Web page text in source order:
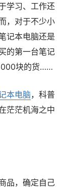
学习、工作还
，对于不少小
记本电脑还是
的第一台笔记
块的货……
本电脑，科普
茫茫机海之中
品，确定自己